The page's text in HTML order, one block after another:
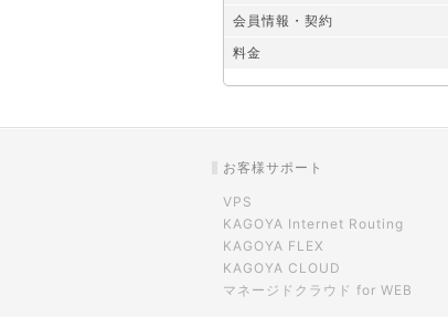
会員情報・契約
料金
お客様サポート
VPS
KAGOYA Internet Routing
KAGOYA FLEX
KAGOYA CLOUD
マネージドクラウド for WEB